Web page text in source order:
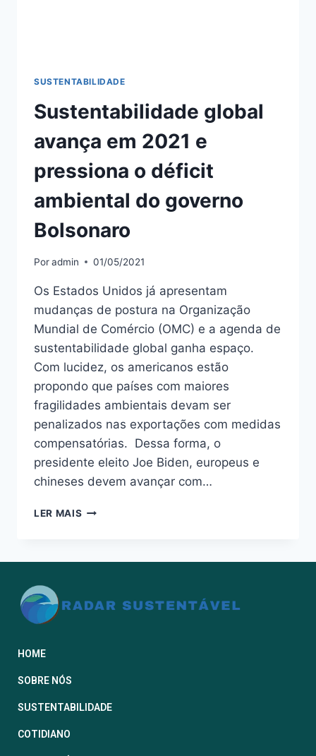
SUSTENTABILIDADE
Sustentabilidade global
avança em 2021 e
pressiona o déficit
ambiental do governo
Bolsonaro
Poradmin 01/05/2021
Os Estados Unidos já apresentam
mudanças de postura na Organização
Mundial de Comércio (OMC) e a agenda de
sustentabilidade global ganha espaço.
Com lucidez, os americanos estão
propondo que países com maiores
fragilidades ambientais devam ser
penalizados nas exportações com medidas
compensatórias. Dessa forma, o
presidente eleito Joe Biden, europeus e
chineses devem avançar com…
LER MAIS
HOME
SOBRE NÓS
SUSTENTABILIDADE
COTIDIANO